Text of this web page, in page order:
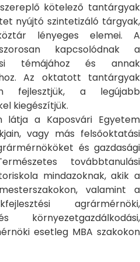
kötelező tantárgyak
nyújtó szintetizáló tárgyak,
lényeges elemei. A
kapcsolódnak a
témájához és annak
Az oktatott tantárgyak
fejlesztjük, a legújabb
kiegészítjük.
látja a Kaposvári Egyetem
vagy más felsőoktatási
és gazdasági
továbbtanulási
mindazoknak, akik a
valamint a
agrármérnöki,
környezetgazdálkodási,
esetleg MBA szakokon